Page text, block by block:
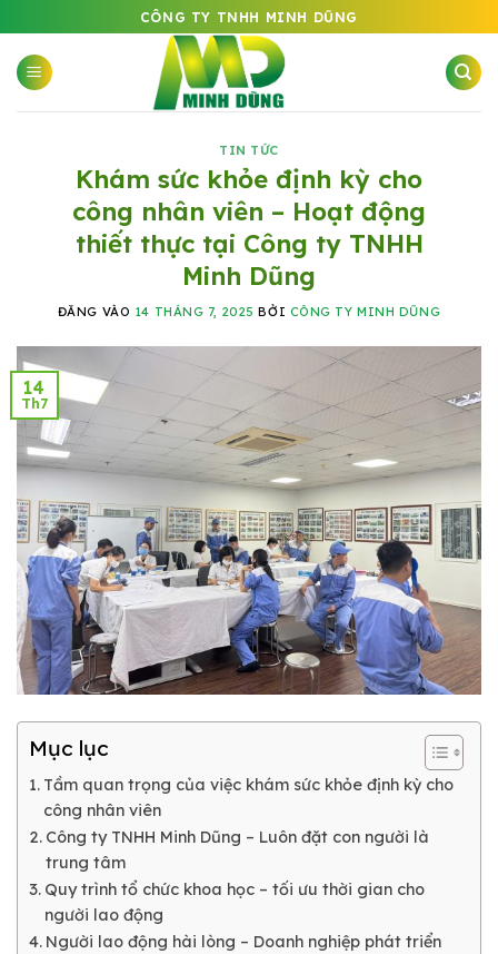
qua
nội
dung
CÔNG TY TNHH MINH DŨNG
TIN TỨC
Khám sức khỏe định kỳ cho
công nhân viên – Hoạt động
thiết thực tại Công ty TNHH
Minh Dũng
ĐĂNG VÀO 14 THÁNG 7, 2025 BỞI CÔNG TY MINH DŨNG
14
Th7
Mục lục
Tầm quan trọng của việc khám sức khỏe định kỳ cho
công nhân viên
Công ty TNHH Minh Dũng – Luôn đặt con người là
trung tâm
Quy trình tổ chức khoa học – tối ưu thời gian cho
người lao động
Người lao động hài lòng – Doanh nghiệp phát triển